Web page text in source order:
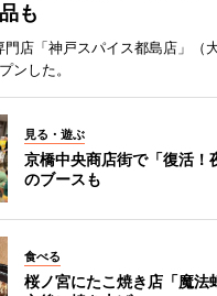
も
門店「神戸スパイス都島店」（
ンした。
見る・遊ぶ
京橋中央商店街で「復活
のブースも
食べる
桜ノ宮にたこ焼き店「魔